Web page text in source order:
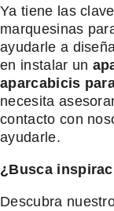
Ya tiene las
marquesinas
ayudarle a
en instalar un
aparcabicis
necesita
contacto con
ayudarle.
¿Busca
Descubra